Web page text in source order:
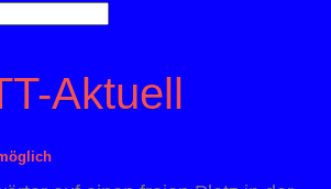
Aktuell